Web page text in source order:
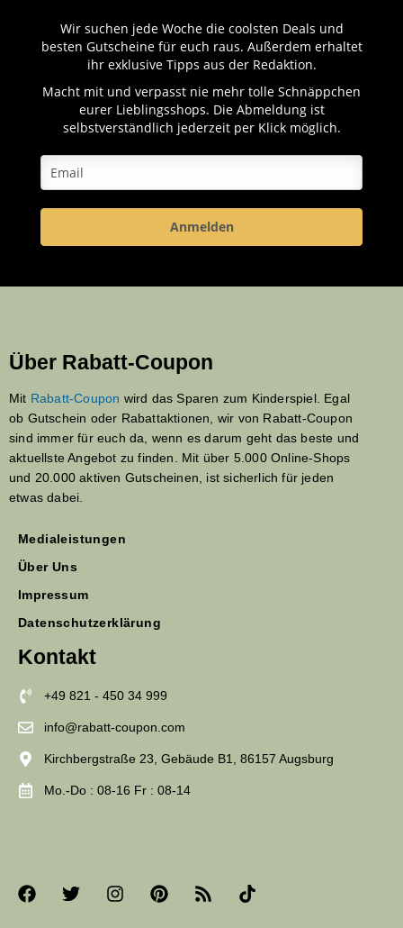
Wir suchen jede Woche die coolsten Deals und
besten Gutscheine für euch raus. Außerdem erhaltet
ihr exklusive Tipps aus der Redaktion.
Macht mit und verpasst nie mehr tolle Schnäppchen
eurer Lieblingsshops. Die Abmeldung ist
selbstverständlich jederzeit per Klick möglich.
Anmelden
Über Rabatt-Coupon
Mit Rabatt-Coupon wird das Sparen zum Kinderspiel. Egal
ob Gutschein oder Rabattaktionen, wir von Rabatt-Coupon
sind immer für euch da, wenn es darum geht das beste und
aktuellste Angebot zu finden. Mit über 5.000 Online-Shops
und 20.000 aktiven Gutscheinen, ist sicherlich für jeden
etwas dabei.
Medialeistungen
Über Uns
Impressum
Datenschutzerklärung
Kontakt
+49 821 - 450 34 999
info@rabatt-coupon.com
Kirchbergstraße 23, Gebäude B1, 86157 Augsburg
Mo.-Do : 08-16 Fr : 08-14